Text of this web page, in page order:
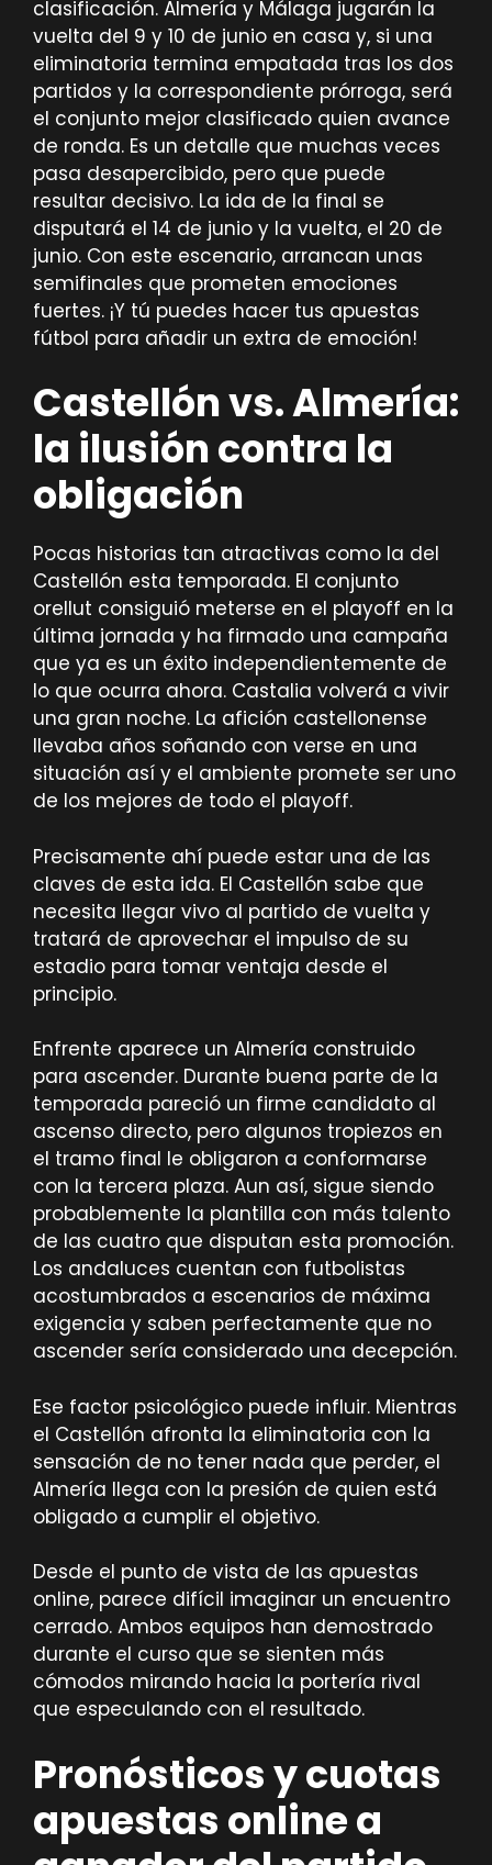
clasificación. Almería y Málaga jugarán la
vuelta del 9 y 10 de junio en casa y, si una
eliminatoria termina empatada tras los dos
partidos y la correspondiente prórroga, será
el conjunto mejor clasificado quien avance
de ronda. Es un detalle que muchas veces
pasa desapercibido, pero que puede
resultar decisivo. La ida de la final se
disputará el 14 de junio y la vuelta, el 20 de
junio. Con este escenario, arrancan unas
semifinales que prometen emociones
fuertes. ¡Y tú puedes hacer tus apuestas
fútbol para añadir un extra de emoción!
Castellón vs. Almería:
la ilusión contra la
obligación
Pocas historias tan atractivas como la del
Castellón esta temporada. El conjunto
orellut consiguió meterse en el playoff en la
última jornada y ha firmado una campaña
que ya es un éxito independientemente de
lo que ocurra ahora. Castalia volverá a vivir
una gran noche. La afición castellonense
llevaba años soñando con verse en una
situación así y el ambiente promete ser uno
de los mejores de todo el playoff.
Precisamente ahí puede estar una de las
claves de esta ida. El Castellón sabe que
necesita llegar vivo al partido de vuelta y
tratará de aprovechar el impulso de su
estadio para tomar ventaja desde el
principio.
Enfrente aparece un Almería construido
para ascender. Durante buena parte de la
temporada pareció un firme candidato al
ascenso directo, pero algunos tropiezos en
el tramo final le obligaron a conformarse
con la tercera plaza. Aun así, sigue siendo
probablemente la plantilla con más talento
de las cuatro que disputan esta promoción.
Los andaluces cuentan con futbolistas
acostumbrados a escenarios de máxima
exigencia y saben perfectamente que no
ascender sería considerado una decepción.
Ese factor psicológico puede influir. Mientras
el Castellón afronta la eliminatoria con la
sensación de no tener nada que perder, el
Almería llega con la presión de quien está
obligado a cumplir el objetivo.
Desde el punto de vista de las apuestas
online, parece difícil imaginar un encuentro
cerrado. Ambos equipos han demostrado
durante el curso que se sienten más
cómodos mirando hacia la portería rival
que especulando con el resultado.
Pronósticos y cuotas
apuestas online a